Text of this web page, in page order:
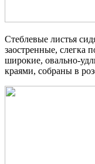
Стеблевые листья
заостренные,
широкие, овально-
краями, собраны в